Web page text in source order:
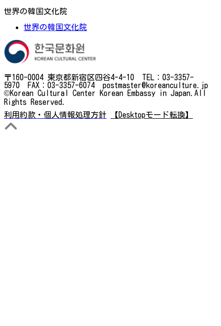
世界の韓国文化院
世界の韓国文化院
〒160-0004 東京都新宿区四谷4-4-10 TEL：03-3357-
5970 FAX：03-3357-6074 postmaster@koreanculture.jp
©Korean Cultural Center Korean Embassy in Japan.All
Rights Reserved.
利用約款・個人情報処理方針
【Desktopモード転換】